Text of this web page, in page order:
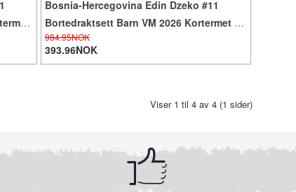
Bosnia-Hercegovina Edin Dzeko #11
Bortedraktsett Barn VM 2026 Kortermet (+
Korte bukser)
984.95NOK
393.96NOK
Viser 1 til 4 av 4 (1 sider)